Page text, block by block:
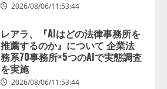
2026/08/06/11:53:44
ナレッジワーク、AIエンジニア油
井 誠（@myui）が入社。「セール
スAIエージェントOS」「営業領域
の業界特化LLM」の開発とAI研究
開発をリード